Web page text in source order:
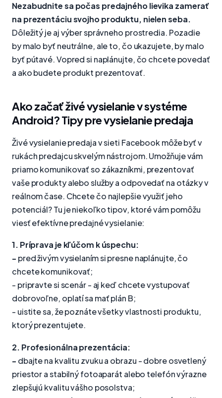
Nezabudnite sa počas predajného lievika zamerať
na prezentáciu svojho produktu, nielen seba.
Dôležitý je aj výber správneho prostredia. Pozadie
by malo byť neutrálne, ale to, čo ukazujete, by malo
byť pútavé. Vopred si naplánujte, čo chcete povedať
a ako budete produkt prezentovať.
Ako začať živé vysielanie v systéme
Android? Tipy pre vysielanie predaja
Živé vysielanie predaja v sieti Facebook môže byť v
rukách predajcu skvelým nástrojom. Umožňuje vám
priamo komunikovať so zákazníkmi, prezentovať
vaše produkty alebo služby a odpovedať na otázky v
reálnom čase. Chcete čo najlepšie využiť jeho
potenciál? Tu je niekoľko tipov, ktoré vám pomôžu
viesť efektívne predajné vysielanie:
1. Príprava je kľúčom k úspechu:
- pred živým vysielaním si presne naplánujte, čo
chcete komunikovať;
- pripravte si scenár - aj keď chcete vystupovať
dobrovoľne, oplatí sa mať plán B;
- uistite sa, že poznáte všetky vlastnosti produktu,
ktorý prezentujete.
2. Profesionálna prezentácia:
- dbajte na kvalitu zvuku a obrazu - dobre osvetlený
priestor a stabilný fotoaparát alebo telefón výrazne
zlepšujú kvalitu vášho posolstva;